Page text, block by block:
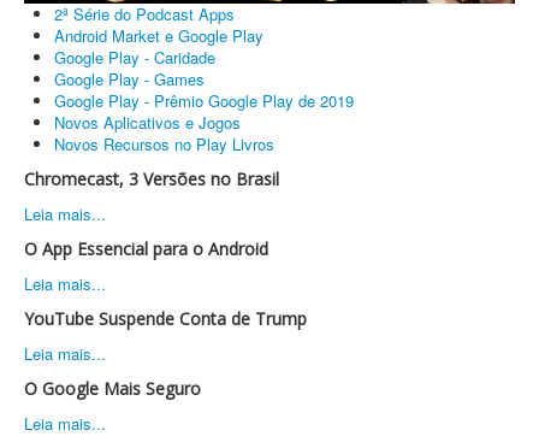
2ª Série do Podcast Apps
Android Market e Google Play
Google Play - Caridade
Google Play - Games
Google Play - Prêmio Google Play de 2019
Novos Aplicativos e Jogos
Novos Recursos no Play Livros
Chromecast, 3 Versões no Brasil
Leia mais...
O App Essencial para o Android
Leia mais...
YouTube Suspende Conta de Trump
Leia mais...
O Google Mais Seguro
Leia mais...